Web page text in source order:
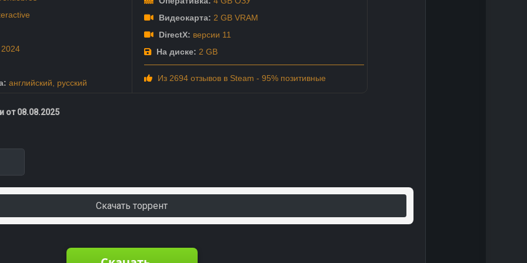
2024
английский, русский
Видеокарта: 2 GB VRAM
DirectX: версии 11
На диске: 2 GB
Из 2694 отзывов в Steam - 95% позитивные
от 08.08.2025
Скачать торрент